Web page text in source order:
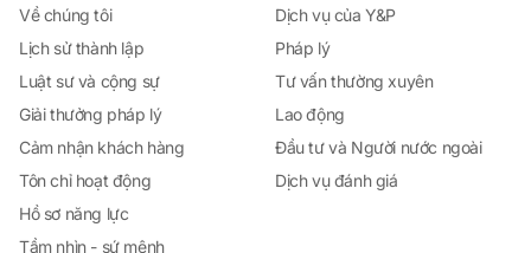
Về chúng tôi
Lịch sử thành lập
Luật sư và cộng sự
Giải thưởng pháp lý
Cảm nhận khách hàng
Tôn chỉ hoạt động
Hồ sơ năng lực
Tầm nhìn - sứ mệnh
Dịch vụ của Y&P
Pháp lý
Tư vấn thường xuyên
Lao động
Đầu tư và Người nước ngoài
Dịch vụ đánh giá